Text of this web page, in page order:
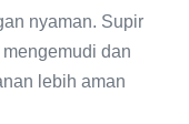
nyaman. Supir
dan
lebih aman